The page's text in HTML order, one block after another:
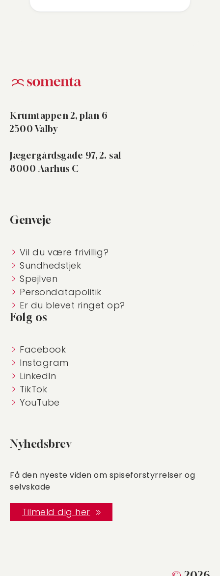
Krumtappen 2, plan 6
2500 Valby
Jægergårdsgade 97, 2. sal
8000 Aarhus C
Genveje
Vil du være frivillig?
Sundhedstjek
Spejlven
Persondatapolitik
Er du blevet ringet op?
Følg os
Facebook
Instagram
LinkedIn
TikTok
YouTube
Nyhedsbrev
Få den nyeste viden om spiseforstyrrelser og
selvskade
Tilmeld dig her